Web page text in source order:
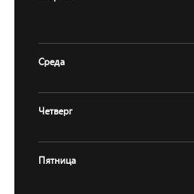
Среда
Четверг
Пятница